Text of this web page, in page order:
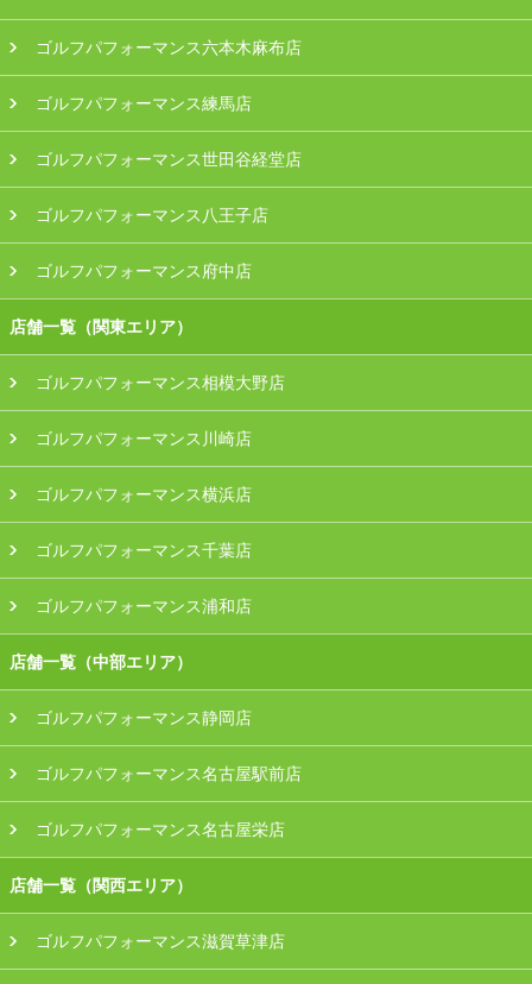
ゴルフパフォーマンス六本木麻布店
ゴルフパフォーマンス練馬店
ゴルフパフォーマンス世田谷経堂店
ゴルフパフォーマンス八王子店
ゴルフパフォーマンス府中店
店舗一覧（関東エリア）
ゴルフパフォーマンス相模大野店
ゴルフパフォーマンス川崎店
ゴルフパフォーマンス横浜店
ゴルフパフォーマンス千葉店
ゴルフパフォーマンス浦和店
店舗一覧（中部エリア）
ゴルフパフォーマンス静岡店
ゴルフパフォーマンス名古屋駅前店
ゴルフパフォーマンス名古屋栄店
店舗一覧（関西エリア）
ゴルフパフォーマンス滋賀草津店